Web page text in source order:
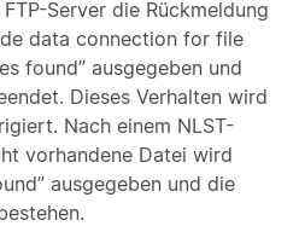
Server die Rückmeldung
data connection for file
found” ausgegeben und
Dieses Verhalten wird
Nach einem NLST-
vorhandene Datei wird
ausgegeben und die